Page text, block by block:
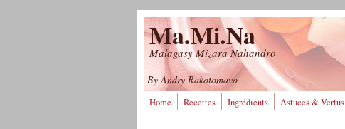
Ma.Mi.Na
Malagasy Mizara Nahandro
By Andry Rakotomavo
Home Recettes Ingrédients Astuces & Vertus